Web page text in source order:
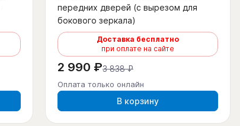
передних дверей (с вырезом для
бокового зеркала)
Доставка бесплатно
при оплате на сайте
2 990 ₽3 838 ₽
Оплата только онлайн
В корзину